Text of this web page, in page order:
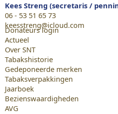
Kees Streng (secretaris /
06 - 53 51 65 73
keesstreng@icloud.com
Donateurs login
Actueel
Over SNT
Tabakshistorie
Gedeponeerde merken
Tabaksverpakkingen
Jaarboek
Bezienswaardigheden
AVG